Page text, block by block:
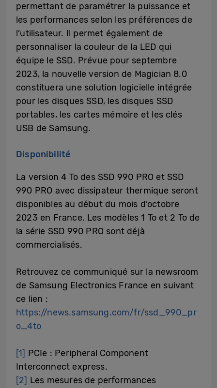
permettant de paramétrer la puissance et
les performances selon les préférences de
l’utilisateur. Il permet également de
personnaliser la couleur de la LED qui
équipe le SSD. Prévue pour septembre
2023, la nouvelle version de Magician 8.0
constituera une solution logicielle intégrée
pour les disques SSD, les disques SSD
portables, les cartes mémoire et les clés
USB de Samsung.
Disponibilité
La version 4 To des SSD 990 PRO et SSD
990 PRO avec dissipateur thermique seront
disponibles au début du mois d’octobre
2023 en France. Les modèles 1 To et 2 To de
la série SSD 990 PRO sont déjà
commercialisés.
Retrouvez ce communiqué sur la newsroom
de Samsung Electronics France en suivant
ce lien :
https://news.samsung.com/fr/ssd_990_pr
o_4to
[1] PCIe : Peripheral Component
Interconnect express.
[2] Les mesures de performances